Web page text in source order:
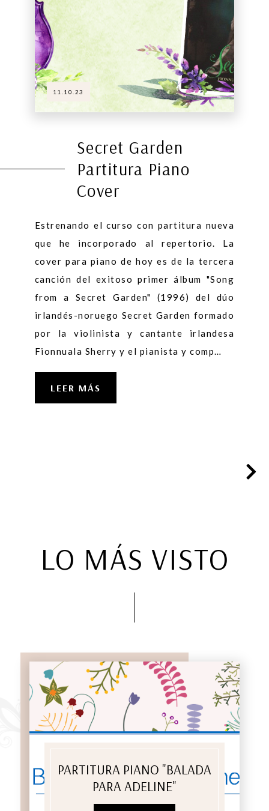
11.10.23
Secret Garden
Partitura Piano
Cover
Estrenando el curso con partitura nueva
que he incorporado al repertorio. La
cover para piano de hoy es de la tercera
canción del exitoso primer álbum "Song
from a Secret Garden" (1996) del dúo
irlandés-noruego Secret Garden formado
por la violinista y cantante irlandesa
Fionnuala Sherry y el pianista y comp…
LEER MÁS
LO MÁS VISTO
PARTITURA PIANO "BALADA
PARA ADELINE"